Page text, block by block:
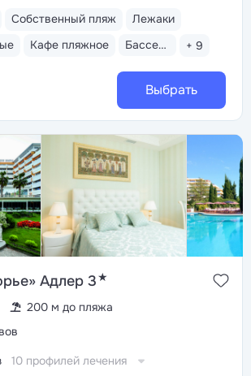
Собственный пляж
Лежаки
Кафе пляжное Бассейн открытый + 9
Выбрать
Адлер 3★
200 м до пляжа
10 профилей лечения